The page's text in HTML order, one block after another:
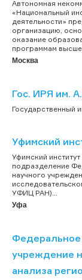
Автономная
«Национальный
деятельности»
организацию,
оказание
программам
Москва
Гос. ИРЯ им.
Государственный
Уфимский
Уфимский
подразделение
научного
УФИЦ РАН)...
Уфа
учреждение
анализа